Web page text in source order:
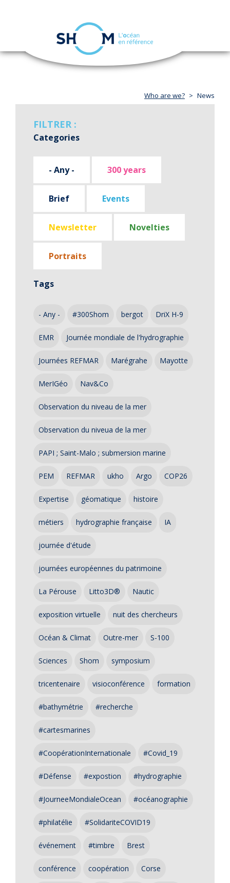
Skip
navigation
Who are we? News
FILTRER :
Categories
- Any - 300 years
Brief Events
Newsletter Novelties
Portraits
Tags
- Any - #300Shom bergot DriX H-9
EMR Journée mondiale de l'hydrographie
Journées REFMAR Marégrahe Mayotte
MerIGéo Nav&Co
Observation du niveau de la mer
Observation du niveua de la mer
PAPI ; Saint-Malo ; submersion marine
PEM REFMAR ukho Argo COP26
Expertise géomatique histoire
métiers hydrographie française IA
journée d'étude
journées européennes du patrimoine
La Pérouse Litto3D® Nautic
exposition virtuelle nuit des chercheurs
Océan & Climat Outre-mer S-100
Sciences Shom symposium
tricentenaire visioconférence formation
#bathymétrie #recherche
#cartesmarines
#CoopérationInternationale #Covid_19
#Défense #expostion #hydrographie
#JourneeMondialeOcean #océanographie
#philatélie #SolidariteCOVID19
événement #timbre Brest
conférence coopération Corse